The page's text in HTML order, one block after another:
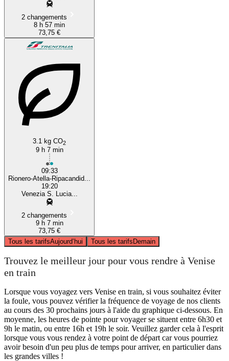
2 changements
8 h 57 min
73,75 €
3.1 kg CO2
9 h 7 min
09:33
Rionero-Atella-Ripacandid...
19:20
Venezia S. Lucia...
2 changements
9 h 7 min
73,75 €
Tous les tarifsAujourd’hui Tous les tarifsDemain
Trouvez le meilleur jour pour vous rendre à Venise
en train
Lorsque vous voyagez vers Venise en train, si vous souhaitez éviter
la foule, vous pouvez vérifier la fréquence de voyage de nos clients
au cours des 30 prochains jours à l'aide du graphique ci-dessous. En
moyenne, les heures de pointe pour voyager se situent entre 6h30 et
9h le matin, ou entre 16h et 19h le soir. Veuillez garder cela à l'esprit
lorsque vous vous rendez à votre point de départ car vous pourriez
avoir besoin d'un peu plus de temps pour arriver, en particulier dans
les grandes villes !